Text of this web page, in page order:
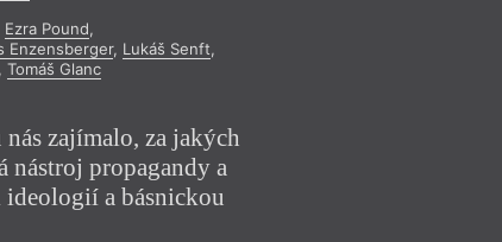
Ezra Pound,
Enzensberger, Lukáš Senft,
Tomáš Glanc
zajímalo, za jakých
nástroj propagandy a
ideologií a básnickou